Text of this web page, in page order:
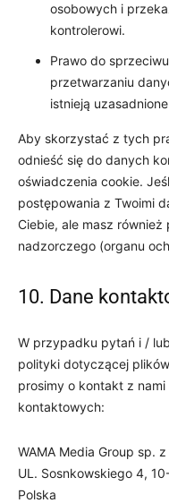
osobowych i
kontrolerowi.
Prawo do
przetwarzaniu
istnieją
Aby skorzystać z tych
odnieść się do danych
oświadczenia cookie.
postępowania z Twoimi
Ciebie, ale masz również
nadzorczego (organu
10. Dane
W przypadku pytań i /
polityki dotyczącej
prosimy o kontakt z
kontaktowych:
WAMA Media Group sp. z
UL. Sosnkowskiego 4,
Polska